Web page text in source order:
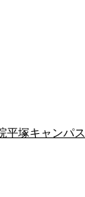
平塚キャンパス